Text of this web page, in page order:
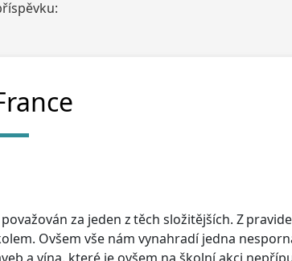
za jeden z těch složitějších. Z
Ovšem vše nám vynahradí jedna